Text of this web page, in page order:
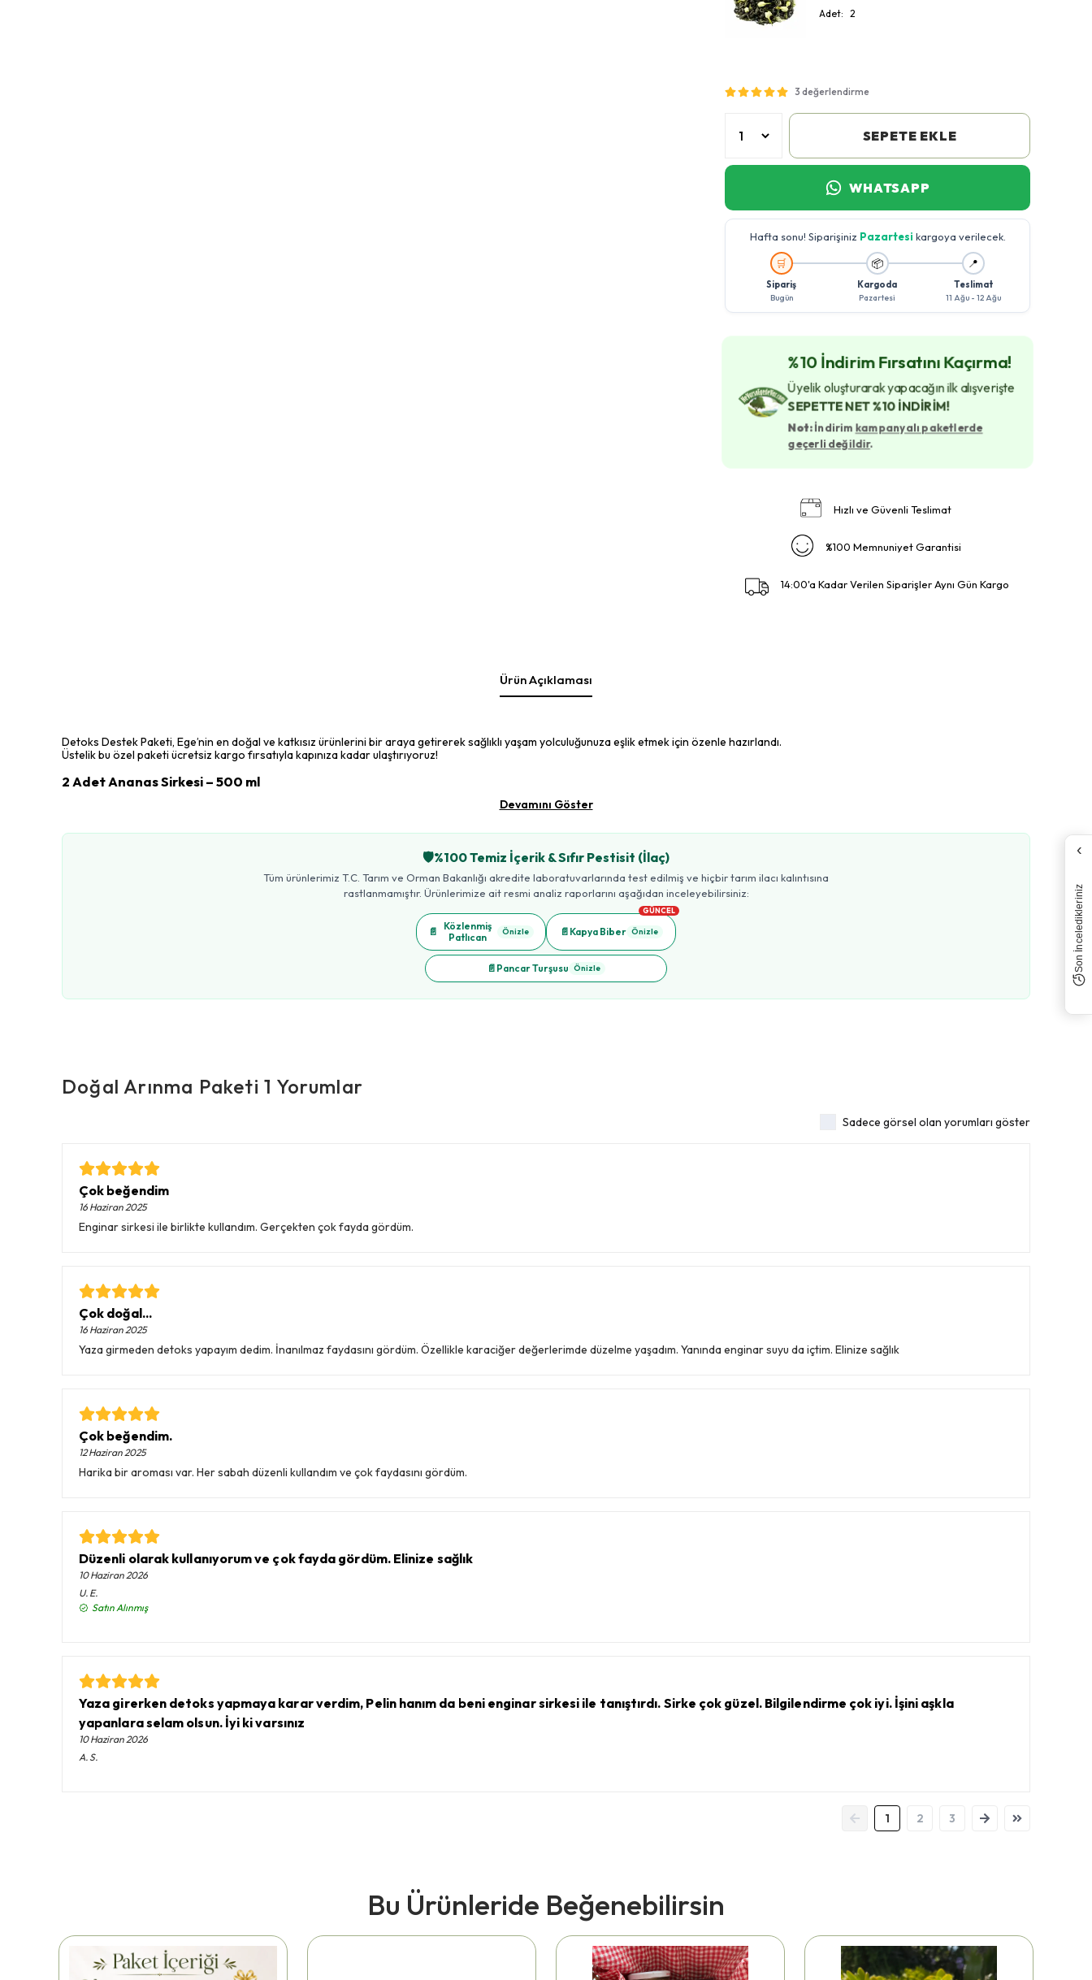
Adet: 2
3 değerlendirme
SEPETE EKLE
WHATSAPP
Hafta sonu! Siparişiniz Pazartesi kargoya verilecek.
🚚
🛒
Sipariş
Bugün
📦
Kargoda
Pazartesi
📍
Teslimat
11 Ağu - 12 Ağu
%10 İndirim Fırsatını Kaçırma!
Üyelik oluşturarak yapacağın ilk alışverişte
SEPETTE NET %10 İNDİRİM!
Not:İndirim kampanyalı paketlerde
geçerli değildir.
Hızlı ve Güvenli Teslimat
%100 Memnuniyet Garantisi
14:00'a Kadar Verilen Siparişler Aynı Gün Kargo
Ürün Açıklaması
Detoks Destek Paketi, Ege’nin en doğal ve katkısız ürünlerini bir araya getirerek sağlıklı yaşam yolculuğunuza eşlik etmek için özenle hazırlandı.
Üstelik bu özel paketi ücretsiz kargo fırsatıyla kapınıza kadar ulaştırıyoruz!
2 Adet Ananas Sirkesi – 500 ml
Devamını Göster
🛡️%100 Temiz İçerik & Sıfır Pestisit (İlaç)
Tüm ürünlerimiz T.C. Tarım ve Orman Bakanlığı akredite laboratuvarlarında test edilmiş ve hiçbir tarım ilacı kalıntısına
rastlanmamıştır. Ürünlerimize ait resmi analiz raporlarını aşağıdan inceleyebilirsiniz:
📄
Közlenmiş
Patlıcan
Önizle 📄 Kapya Biber
GÜNCEL
Önizle
📄 Pancar Turşusu Önizle
Doğal Arınma Paketi 1 Yorumlar
Sadece görsel olan yorumları göster
Çok beğendim
16 Haziran 2025
Enginar sirkesi ile birlikte kullandım. Gerçekten çok fayda gördüm.
Çok doğal...
16 Haziran 2025
Yaza girmeden detoks yapayım dedim. İnanılmaz faydasını gördüm. Özellikle karaciğer değerlerimde düzelme yaşadım. Yanında enginar suyu da içtim. Elinize sağlık
Çok beğendim.
12 Haziran 2025
Harika bir aroması var. Her sabah düzenli kullandım ve çok faydasını gördüm.
Düzenli olarak kullanıyorum ve çok fayda gördüm. Elinize sağlık
10 Haziran 2026
U. E.
Satın Alınmış
Yaza girerken detoks yapmaya karar verdim, Pelin hanım da beni enginar sirkesi ile tanıştırdı. Sirke çok güzel. Bilgilendirme çok iyi. İşini aşkla
yapanlara selam olsun. İyi ki varsınız
10 Haziran 2026
A. S.
1 2 3
Bu Ürünleride Beğenebilirsin
‹
Son İnceledikleriniz